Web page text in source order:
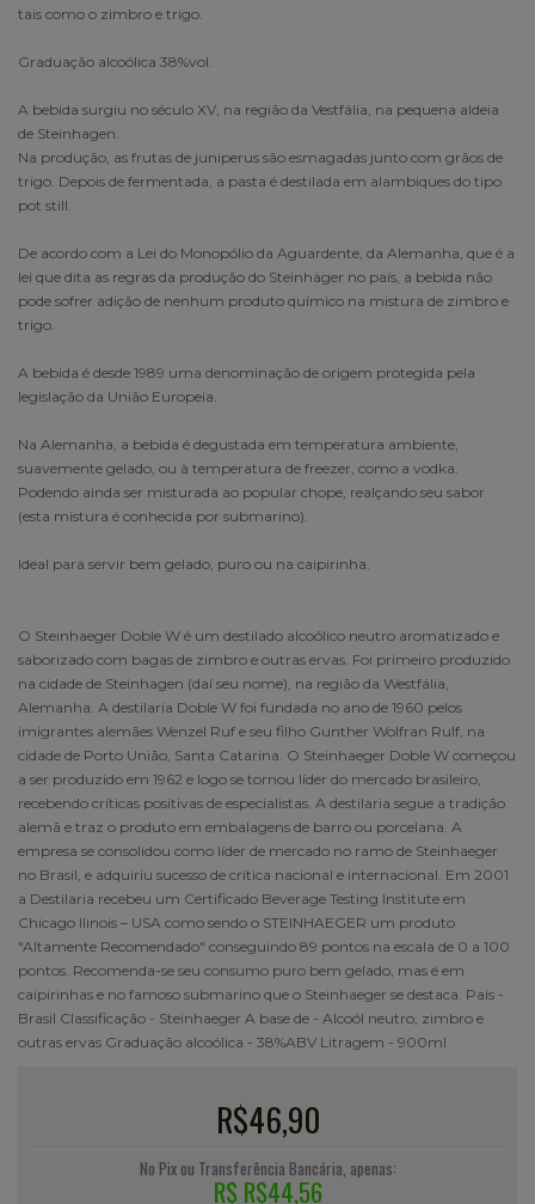
tais como o zimbro e trigo.
Graduação alcoólica 38%vol.
A bebida surgiu no século XV, na região da Vestfália, na pequena aldeia
de Steinhagen.
Na produção, as frutas de juniperus são esmagadas junto com grãos de
trigo. Depois de fermentada, a pasta é destilada em alambiques do tipo
pot still.
De acordo com a Lei do Monopólio da Aguardente, da Alemanha, que é a
lei que dita as regras da produção do Steinhäger no país, a bebida não
pode sofrer adição de nenhum produto químico na mistura de zimbro e
trigo.
A bebida é desde 1989 uma denominação de origem protegida pela
legislação da União Europeia.
Na Alemanha, a bebida é degustada em temperatura ambiente,
suavemente gelado, ou à temperatura de freezer, como a vodka.
Podendo ainda ser misturada ao popular chope, realçando seu sabor
(esta mistura é conhecida por submarino).
Ideal para servir bem gelado, puro ou na caipirinha.
O Steinhaeger Doble W é um destilado alcoólico neutro aromatizado e
saborizado com bagas de zimbro e outras ervas. Foi primeiro produzido
na cidade de Steinhagen (daí seu nome), na região da Westfália,
Alemanha. A destilaria Doble W foi fundada no ano de 1960 pelos
imigrantes alemães Wenzel Ruf e seu filho Gunther Wolfran Rulf, na
cidade de Porto União, Santa Catarina. O Steinhaeger Doble W começou
a ser produzido em 1962 e logo se tornou líder do mercado brasileiro,
recebendo críticas positivas de especialistas. A destilaria segue a tradição
alemã e traz o produto em embalagens de barro ou porcelana. A
empresa se consolidou como líder de mercado no ramo de Steinhaeger
no Brasil, e adquiriu sucesso de crítica nacional e internacional. Em 2001
a Destilaria recebeu um Certificado Beverage Testing Institute em
Chicago Ilinois – USA como sendo o STEINHAEGER um produto
"Altamente Recomendado" conseguindo 89 pontos na escala de 0 a 100
pontos. Recomenda-se seu consumo puro bem gelado, mas é em
caipirinhas e no famoso submarino que o Steinhaeger se destaca. País -
Brasil Classificação - Steinhaeger A base de - Alcoól neutro, zimbro e
outras ervas Graduação alcoólica - 38%ABV Litragem - 900ml
R$46,90
No Pix ou Transferência Bancária, apenas:
R$ R$44,56